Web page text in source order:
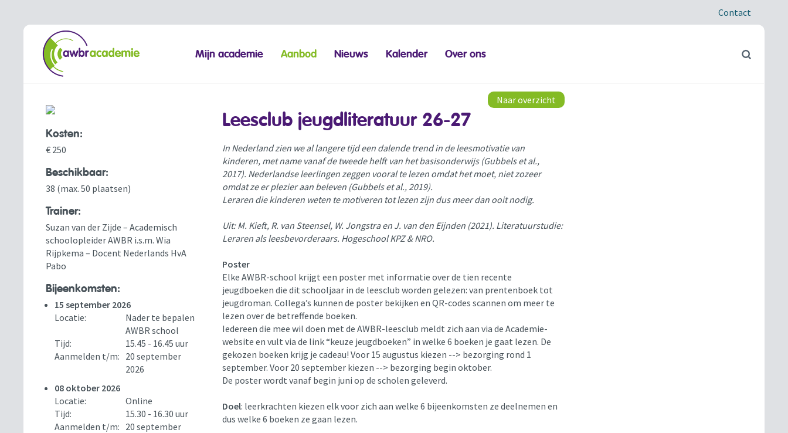
Contact
Mijn academie Aanbod Nieuws Kalender Over ons
Kosten:
€ 250
Beschikbaar:
38 (max. 50 plaatsen)
Trainer:
Suzan van der Zijde – Academisch
schoolopleider AWBR i.s.m. Wia
Rijpkema – Docent Nederlands HvA
Pabo
Bijeenkomsten:
15 september 2026
Locatie:
Nader te bepalen
AWBR school
Tijd:
15.45 - 16.45 uur
Aanmelden t/m: 20 september
2026
08 oktober 2026
Locatie:
Online
Tijd:
15.30 - 16.30 uur
Aanmelden t/m: 20 september
Naar overzicht
Leesclub jeugdliteratuur 26-27
In Nederland zien we al langere tijd een dalende trend in de leesmotivatie van
kinderen, met name vanaf de tweede helft van het basisonderwijs (Gubbels et al.,
2017). Nederlandse leerlingen zeggen vooral te lezen omdat het moet, niet zozeer
omdat ze er plezier aan beleven (Gubbels et al., 2019).
Leraren die kinderen weten te motiveren tot lezen zijn dus meer dan ooit nodig.
Uit: M. Kieft, R. van Steensel, W. Jongstra en J. van den Eijnden (2021). Literatuurstudie:
Leraren als leesbevorderaars. Hogeschool KPZ & NRO.
Poster
Elke AWBR-school krijgt een poster met informatie over de tien recente
jeugdboeken die dit schooljaar in de leesclub worden gelezen: van prentenboek tot
jeugdroman. Collega’s kunnen de poster bekijken en QR-codes scannen om meer te
lezen over de betreffende boeken.
Iedereen die mee wil doen met de AWBR-leesclub meldt zich aan via de Academie-
website en vult via de link “keuze jeugdboeken” in welke 6 boeken je gaat lezen. De
gekozen boeken krijg je cadeau! Voor 15 augustus kiezen --> bezorging rond 1
september. Voor 20 september kiezen --> bezorging begin oktober.
De poster wordt vanaf begin juni op de scholen geleverd.
Doel: leerkrachten kiezen elk voor zich aan welke 6 bijeenkomsten ze deelnemen en
dus welke 6 boeken ze gaan lezen.